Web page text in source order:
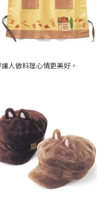
人做料理心情更美好。